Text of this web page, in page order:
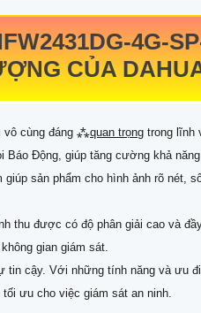
4G-
CỦA
vô cùng đáng ⁂quan trọng trong lĩnh
Động, giúp tăng cường khả
sản phẩm cho hình ảnh rõ nét,
thu được có độ phân giải cao và
gian giám sát.
tin cậy. Với những tính năng và ưu
ưu cho việc giám sát an ninh.